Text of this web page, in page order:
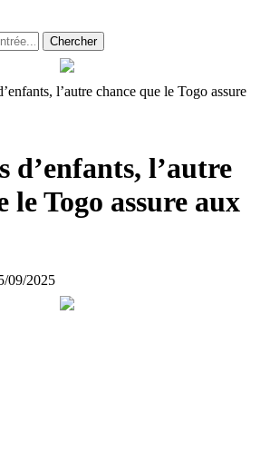
Chercher
l’autre chance que le Togo assure
d’enfants, l’autre
le Togo assure aux
09/2025